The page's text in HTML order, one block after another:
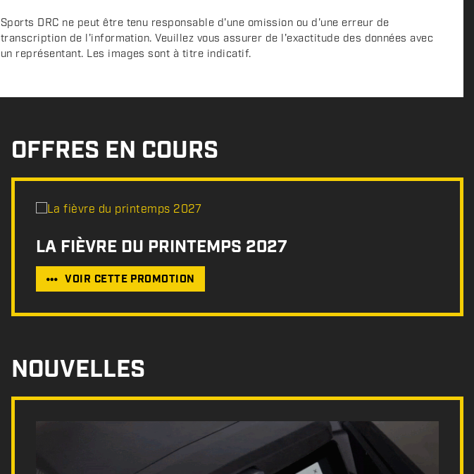
Sports DRC ne peut être tenu responsable d'une omission ou d'une erreur de
transcription de l'information. Veuillez vous assurer de l'exactitude des données avec
un représentant. Les images sont à titre indicatif.
OFFRES EN COURS
LA FIÈVRE DU PRINTEMPS 2027
VOIR CETTE PROMOTION
NOUVELLES